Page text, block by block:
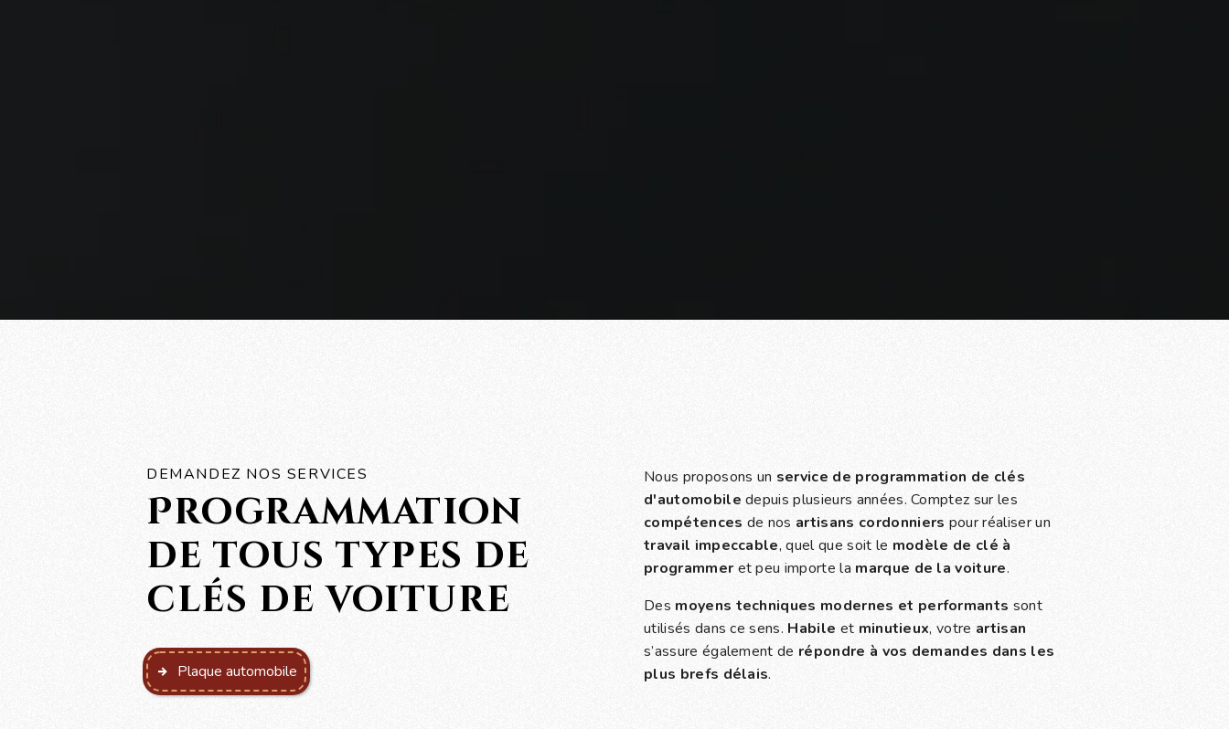
DEMANDEZ NOS SERVICES
Programmation
de tous types de
clés de voiture
Plaque automobile
Nous proposons un service de programmation de clés
d'automobile depuis plusieurs années. Comptez sur les
compétences de nos artisans cordonniers pour réaliser un
travail impeccable, quel que soit le modèle de clé à
programmeret peu importe la marque de la voiture.
Des moyens techniques modernes et performants sont
utilisés dans ce sens. Habile et minutieux, votre artisan
s’assure également de répondre à vos demandes dans les
plus brefs délais.